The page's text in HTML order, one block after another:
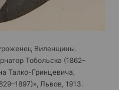
Виленщины.
Тобольска (1862–
Талко-Гринцевича
Львов, 1913.